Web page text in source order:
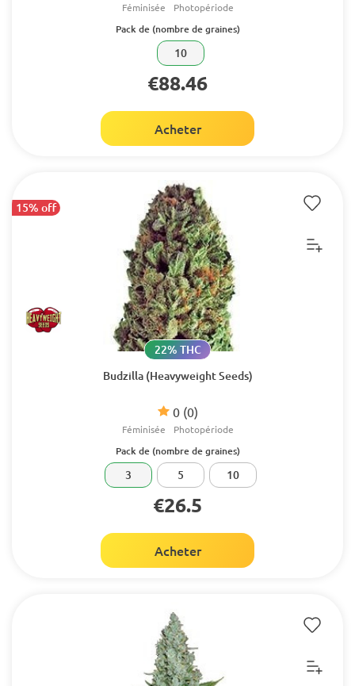
Féminisée Photopériode
Pack de (nombre de graines)
10
€88.46
Acheter
15% off
Budzilla (Heavyweight Seeds)
0 (0)
22% THC
Féminisée Photopériode
Pack de (nombre de graines)
3 5 10
€26.5
Acheter